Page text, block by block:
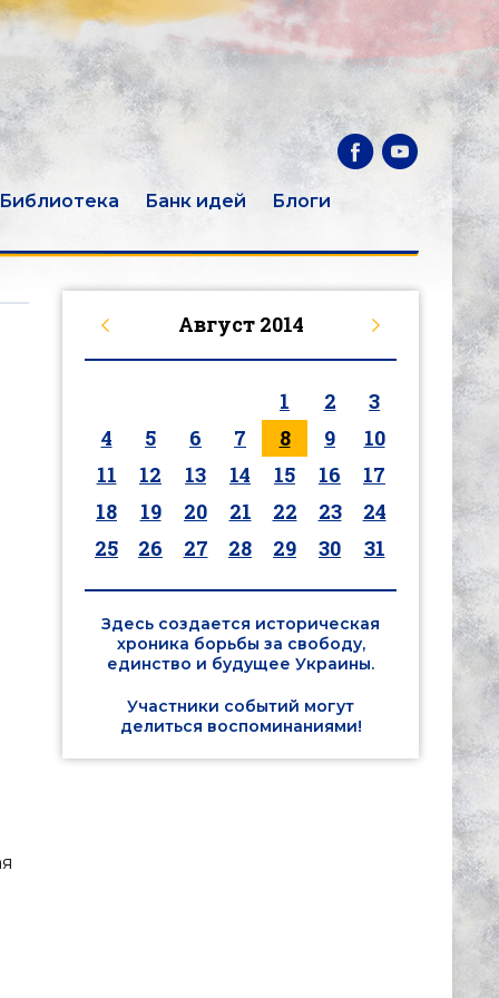
Библиотека Банк идей Блоги
Август 2014
1 2
3
4
5 6 7 8 9
10
11
12 13 14 15 16
17
18
19 20 21 22 23
24
25
26 27 28 29 30 31
Здесь создается историческая
хроника борьбы за свободу,
единство и будущее Украины.
Участники событий могут
делиться воспоминаниями!